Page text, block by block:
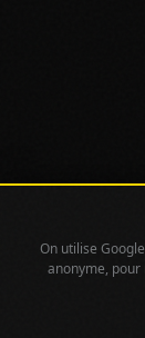
On utilise
anonyme, pour